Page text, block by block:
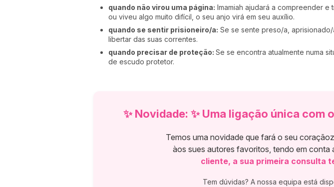
quando não virou uma página: Imamiah ajudará a compreender
ou viveu algo muito difícil, o seu anjo virá em seu auxílio.
quando se sentir prisioneiro/a: Se se sente preso/a,
libertar das suas correntes.
quando precisar de proteção: Se se encontra atualmente numa
de escudo protetor.
✨ Novidade: ✨ Uma ligação única
Temos uma novidade que fará o seu
àos sues autores favoritos, tendo em conta
cliente, a sua primeira consulta
Tem dúvidas? A nossa equipa está